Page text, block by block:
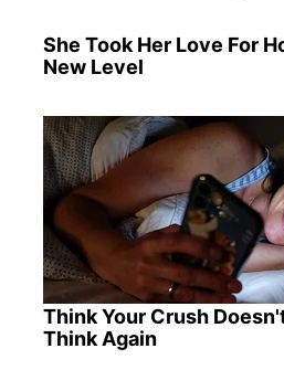
She Took Her Love For
New Level
Think Your Crush
Think Again